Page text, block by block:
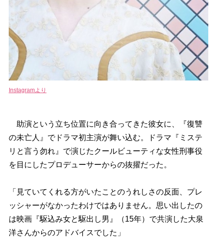
Instagramより
助演という立ち位置に向き合ってきた彼女に、『復讐
の未亡人』でドラマ初主演が舞い込む。ドラマ『ミステ
リと言う勿れ』で演じたクールビューティな女性刑事役
を目にしたプロデューサーからの抜擢だった。
「見ていてくれる方がいたことのうれしさの反面、プレ
ッシャーがなかったわけではありません。思い出したの
は映画『駆込み女と駆出し男』（15年）で共演した大泉
洋さんからのアドバイスでした」